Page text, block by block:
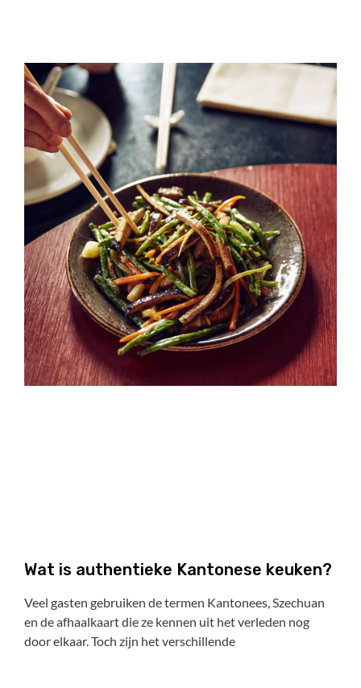
Wat is authentieke Kantonese keuken?
Veel gasten gebruiken de termen Kantonees, Szechuan
en de afhaalkaart die ze kennen uit het verleden nog
door elkaar. Toch zijn het verschillende